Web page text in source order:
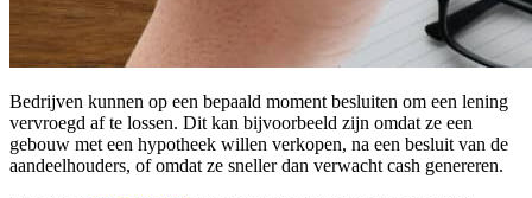
Bedrijven kunnen op een bepaald moment besluiten om een lening
vervroegd af te lossen. Dit kan bijvoorbeeld zijn omdat ze een
gebouw met een hypotheek willen verkopen, na een besluit van de
aandeelhouders, of omdat ze sneller dan verwacht cash genereren.